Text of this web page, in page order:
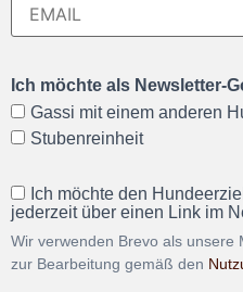
Ich möchte als Newsletter-
Gassi mit einem anderen
Stubenreinheit
Ich möchte den
jederzeit über einen Link im
Wir verwenden Brevo als
zur Bearbeitung gemäß den